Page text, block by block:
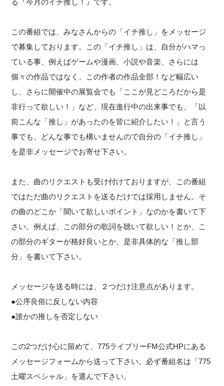
この番組では、みなさんからの「イチ推し」をメッセージ
で募集しております。この「イチ推し」は、自分がハマっ
ている事、例えばゲームや漫画、小説や音楽、さらには
個々の作品ではなく、この作者の作品全部！など幅広い
し、さらに開催中の展覧会でも「ここが見どころだから是
非行って欲しい！」など、現在進行中の出来事でも、「以
前こんな「推し」があったのを皆に紹介したい！」と言う
事でも、どんな事でも構いませんので自分の「イチ推し」
を是非メッセージでお寄せ下さい。
また、曲のリクエストも受け付けておりますが、この番組
ではただ曲のリクエストを送るだけでは採用しません。そ
の曲のどこか「聞いて欲しいポイント」なのかを書いて下
さい。例えば、この部分の歌詞を聴いて欲しい！とか、こ
の部分のギターが格好良いとか、是非具体的な「推し部
分」を書いて下さい。
メッセージを送る時には、２つだけ注意点があります。
●公序良俗に反しない内容
●誰かの推しを否定しない
この2つだけ心に留めて、775ライブリーFM公式HPにある
メッセージフォームから送って下さい。必ず番組名は「775
土曜スペシャル」を選んで下さい。